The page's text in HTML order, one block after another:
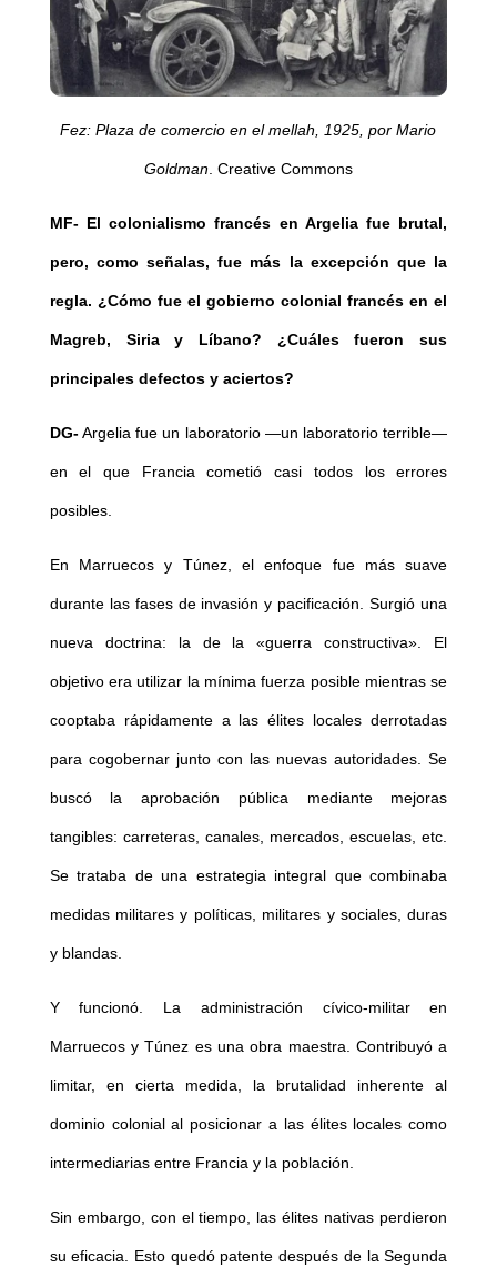
Fez: Plaza de comercio en el mellah, 1925, por Mario
Goldman. Creative Commons
MF- El colonialismo francés en Argelia fue brutal,
pero, como señalas, fue más la excepción que la
regla. ¿Cómo fue el gobierno colonial francés en el
Magreb, Siria y Líbano? ¿Cuáles fueron sus
principales defectos y aciertos?
DG-Argelia fue un laboratorio —un laboratorio terrible—
en el que Francia cometió casi todos los errores
posibles.
En Marruecos y Túnez, el enfoque fue más suave
durante las fases de invasión y pacificación. Surgió una
nueva doctrina: la de la «guerra constructiva». El
objetivo era utilizar la mínima fuerza posible mientras se
cooptaba rápidamente a las élites locales derrotadas
para cogobernar junto con las nuevas autoridades. Se
buscó la aprobación pública mediante mejoras
tangibles: carreteras, canales, mercados, escuelas, etc.
Se trataba de una estrategia integral que combinaba
medidas militares y políticas, militares y sociales, duras
y blandas.
Y funcionó. La administración cívico-militar en
Marruecos y Túnez es una obra maestra. Contribuyó a
limitar, en cierta medida, la brutalidad inherente al
dominio colonial al posicionar a las élites locales como
intermediarias entre Francia y la población.
Sin embargo, con el tiempo, las élites nativas perdieron
su eficacia. Esto quedó patente después de la Segunda